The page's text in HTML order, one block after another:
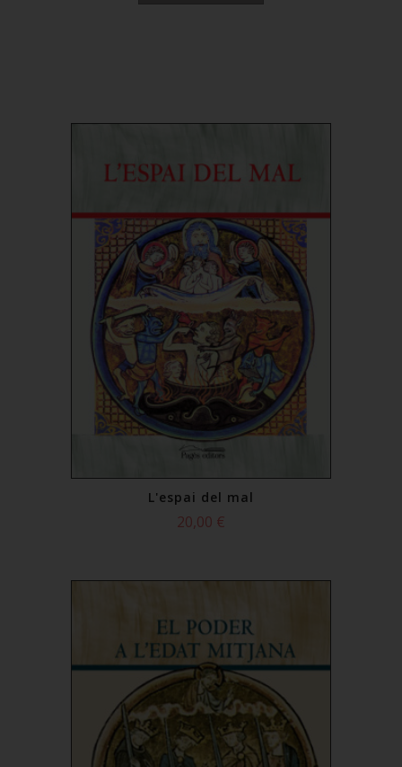
L'espai del mal
20,00 €